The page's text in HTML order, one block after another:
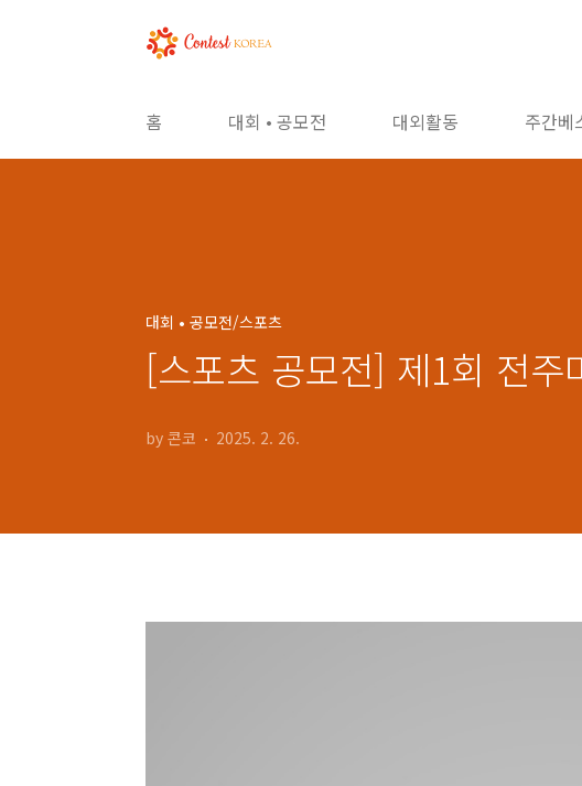
홈 대회 • 공모전 대외활동 주간베
대회 • 공모전/스포츠
[스포츠 공모전] 제1회 전주
by 콘코 2025. 2. 26.